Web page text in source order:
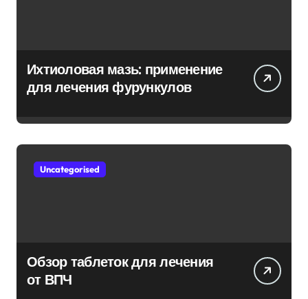
Ихтиоловая мазь: применение
для лечения фурункулов
Uncategorised
Обзор таблеток для лечения
от ВПЧ